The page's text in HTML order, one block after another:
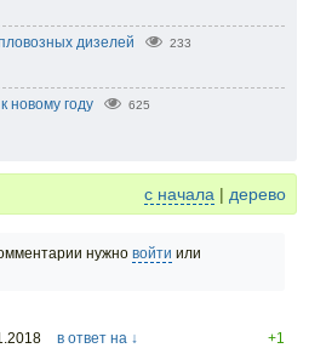
дизелей 233
новому году 625
с начала | дерево
нужно войти или
в ответ на ↓
+1